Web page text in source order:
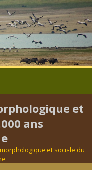
et
ans
et sociale du